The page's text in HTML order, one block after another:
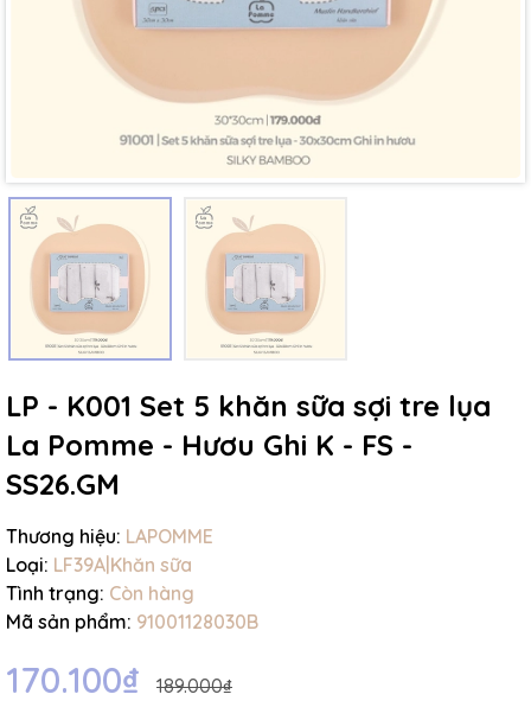
LP - K001 Set 5 khăn sữa sợi tre lụa
La Pomme - Hươu Ghi K - FS -
SS26.GM
Thương hiệu: LAPOMME
Loại: LF39A|Khăn sữa
Tình trạng: Còn hàng
Mã sản phẩm: 91001128030B
170.100₫ 189.000₫
Điều kiện: